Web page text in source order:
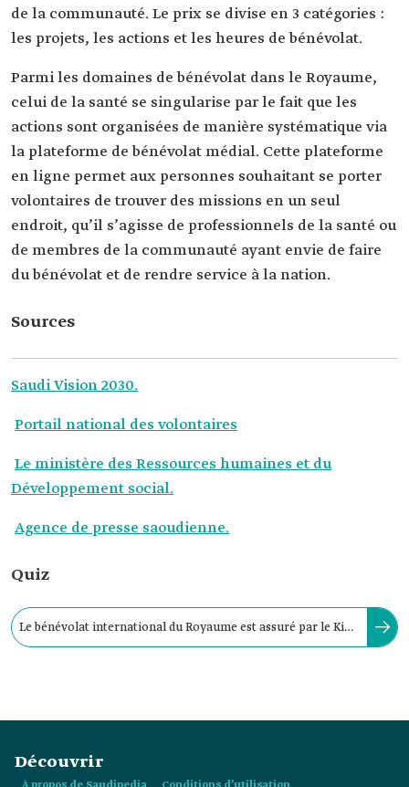
de la communauté. Le prix se divise en 3 catégories :
les projets, les actions et les heures de bénévolat.
Parmi les domaines de bénévolat dans le Royaume,
celui de la santé se singularise par le fait que les
actions sont organisées de manière systématique via
la plateforme de bénévolat médial. Cette plateforme
en ligne permet aux personnes souhaitant se porter
volontaires de trouver des missions en un seul
endroit, qu’il s’agisse de professionnels de la santé ou
de membres de la communauté ayant envie de faire
du bénévolat et de rendre service à la nation.
Sources
Saudi Vision 2030.
Portail national des volontaires
Le ministère des Ressources humaines et du
Développement social.
Agence de presse saoudienne.
Quiz
Le bénévolat international du Royaume est assuré par le King
Découvrir